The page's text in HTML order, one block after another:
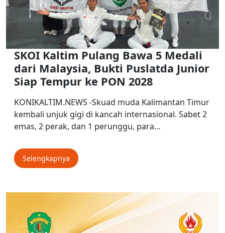
SKOI Kaltim Pulang Bawa 5 Medali
dari Malaysia, Bukti Puslatda Junior
Siap Tempur ke PON 2028
KONIKALTIM.NEWS -Skuad muda Kalimantan Timur
kembali unjuk gigi di kancah internasional. Sabet 2
emas, 2 perak, dan 1 perunggu, para…
Selengkapnya